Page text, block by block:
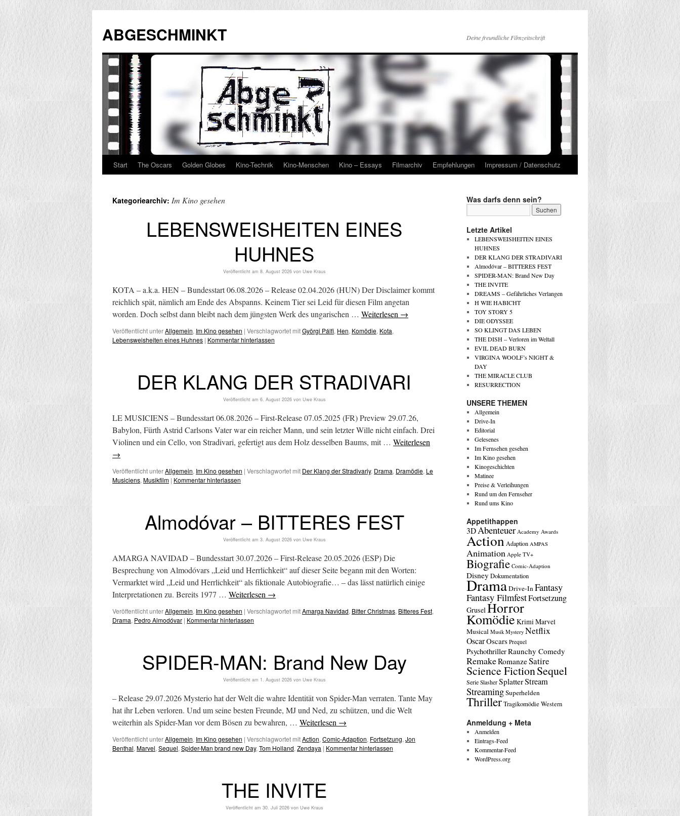
springen
ABGESCHMINKT Deine freundliche Filmzeitschrift
Start The Oscars Golden Globes Kino-Technik Kino-Menschen Kino – Essays Filmarchiv Empfehlungen Impressum / Datenschutz
Kategoriearchiv: Im Kino gesehen
LEBENSWEISHEITEN EINES
HUHNES
Veröffentlicht am 8. August 2026 von Uwe Kraus
KOTA – a.k.a. HEN – Bundesstart 06.08.2026 – Release 02.04.2026 (HUN) Der Disclaimer kommt
reichlich spät, nämlich am Ende des Abspanns. Keinem Tier sei Leid für diesen Film angetan
worden. Doch selbst dann bleibt nach dem jüngsten Werk des ungarischen … Weiterlesen →
Veröffentlicht unterAllgemein, Im Kino gesehen | Verschlagwortet mitGyörgi Pálfi, Hen, Komödie, Kota,
Lebensweisheiten eines Huhnes | Kommentar hinterlassen
DER KLANG DER STRADIVARI
Veröffentlicht am 6. August 2026 von Uwe Kraus
LE MUSICIENS – Bundesstart 06.08.2026 – First-Release 07.05.2025 (FR) Preview 29.07.26,
Babylon, Fürth Astrid Carlsons Vater war ein reicher Mann, und sein letzter Wille nicht einfach. Drei
Violinen und ein Cello, von Stradivari, gefertigt aus dem Holz desselben Baums, mit … Weiterlesen
→
Veröffentlicht unterAllgemein, Im Kino gesehen | Verschlagwortet mit Der Klang der Stradivariy, Drama, Dramödie, Le
Musiciens, Musikfilm | Kommentar hinterlassen
Almodóvar – BITTERES FEST
Veröffentlicht am 3. August 2026 von Uwe Kraus
AMARGA NAVIDAD – Bundesstart 30.07.2026 – First-Release 20.05.2026 (ESP) Die
Besprechung von Almodóvars „Leid und Herrlichkeit“ auf dieser Seite begann mit den Worten:
Vermarktet wird „Leid und Herrlichkeit“ als fiktionale Autobiografie… – das lässt natürlich einige
Interpretationen zu. Bereits 1977 … Weiterlesen →
Veröffentlicht unterAllgemein, Im Kino gesehen | Verschlagwortet mitAmarga Navidad, Bitter Christmas, Bitteres Fest,
Drama, Pedro Almodóvar | Kommentar hinterlassen
SPIDER-MAN: Brand New Day
Veröffentlicht am 1. August 2026 von Uwe Kraus
– Release 29.07.2026 Mysterio hat der Welt die wahre Identität von Spider-Man verraten. Tante May
hat ihr Leben verloren. Und um seine besten Freunde, MJ und Ned, zu schützen, und die Welt
weiterhin als Spider-Man vor dem Bösen zu bewahren, … Weiterlesen →
Veröffentlicht unterAllgemein, Im Kino gesehen | Verschlagwortet mitAction, Comic-Adaption, Fortsetzung, Jon
Benthal, Marvel, Sequel, Spider-Man brand new Day, Tom Holland, Zendaya | Kommentar hinterlassen
THE INVITE
Veröffentlicht am 30. Juli 2026 von Uwe Kraus
Was darfs denn sein?
Letzte Artikel
LEBENSWEISHEITEN EINES
HUHNES
DER KLANG DER STRADIVARI
Almodóvar – BITTERES FEST
SPIDER-MAN: Brand New Day
THE INVITE
DREAMS – Gefährliches Verlangen
H WIE HABICHT
TOY STORY 5
DIE ODYSSEE
SO KLINGT DAS LEBEN
THE DISH – Verloren im Weltall
EVIL DEAD BURN
VIRGINA WOOLF’s NIGHT &
DAY
THE MIRACLE CLUB
RESURRECTION
UNSERE THEMEN
Allgemein
Drive-In
Editorial
Gelesenes
Im Fernsehen gesehen
Im Kino gesehen
Kinogeschichten
Matinee
Preise & Verleihungen
Rund um den Fernseher
Rund ums Kino
Appetithappen
3DAbenteuer Academy Awards
Action Adaption AMPAS
Animation Apple TV+
Biografie Comic-Adaption
Disney Dokumentation
DramaDrive-InFantasy
Fantasy FilmfestFortsetzung
GruselHorror
Komödie KrimiMarvel
Musical Musik Mystery Netflix
OscarOscars Prequel
PsychothrillerRaunchy Comedy
RemakeRomanzeSatire
Science FictionSequel
Serie Slasher SplatterStream
StreamingSuperhelden
ThrillerTragikomödieWestern
Anmeldung + Meta
Anmelden
Eintrags-Feed
Kommentar-Feed
WordPress.org